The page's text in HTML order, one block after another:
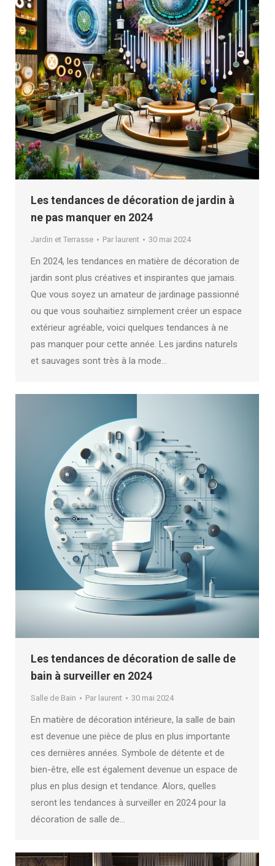
Les tendances de décoration de jardin à
ne pas manquer en 2024
Jardin et Terrasse Par laurent 30 mai 2024
En 2024, les tendances en matière de décoration de
jardin sont plus créatives et inspirantes que jamais.
Que vous soyez un amateur de jardinage passionné
ou que vous souhaitiez simplement créer un espace
extérieur agréable, voici quelques tendances à ne
pas manquer pour cette année. Les jardins naturels
et sauvages sont très à la mode…
Les tendances de décoration de salle de
bain à surveiller en 2024
Salle de Bain Par laurent 30 mai 2024
En matière de décoration intérieure, la salle de bain
est devenue une pièce de plus en plus importante
ces dernières années. Symbole de détente et de
bien-être, elle est également devenue un espace de
plus en plus design et tendance. Alors, quelles
seront les tendances à surveiller en 2024 pour la
décoration de salle de…